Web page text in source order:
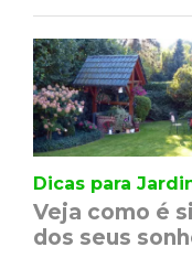
Dicas para
Veja como é
dos seus